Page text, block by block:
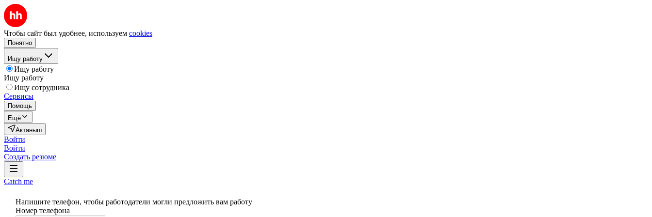
Чтобы сайт был удобнее, используем cookies
Понятно
Ищу работу
Ищу работу
Ищу работу
Ищу сотрудника
Сервисы
Помощь
Ещё
Актаныш
Войти
Войти
Создать резюме
Catch me
Напишите телефон, чтобы работодатели могли предложить вам работу
Номер телефона